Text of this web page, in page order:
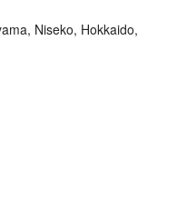
Niseko, Hokkaido,